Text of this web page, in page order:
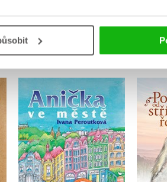
TAKÉ ZAJÍMAT
Anička ve městě
Ivana Peroutková
–